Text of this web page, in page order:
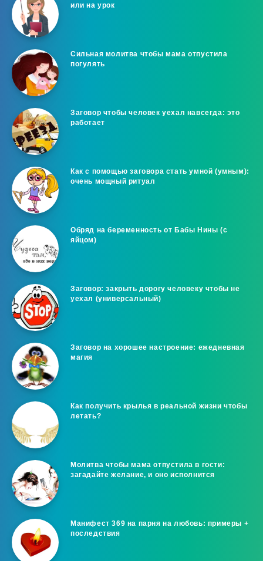
или на урок
Сильная молитва чтобы мама отпустила
погулять
Заговор чтобы человек уехал навсегда: это
работает
Как с помощью заговора стать умной (умным):
очень мощный ритуал
Обряд на беременность от Бабы Нины (с
яйцом)
Заговор: закрыть дорогу человеку чтобы не
уехал (универсальный)
Заговор на хорошее настроение: ежедневная
магия
Как получить крылья в реальной жизни чтобы
летать?
Молитва чтобы мама отпустила в гости:
загадайте желание, и оно исполнится
Манифест 369 на парня на любовь: примеры +
последствия